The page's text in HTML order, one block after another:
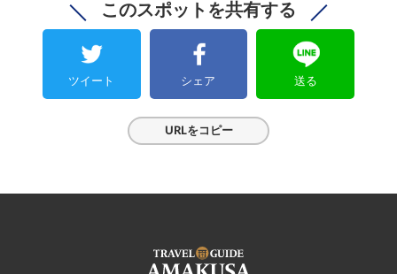
このスポットを共有する
ツイート シェア 送る
URLをコピー